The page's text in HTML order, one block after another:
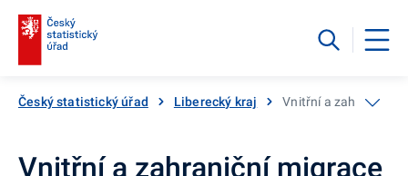
Český statistický úřad Liberecký kraj Vnitřní a zahraniční
Vnitřní a zahraniční migrace